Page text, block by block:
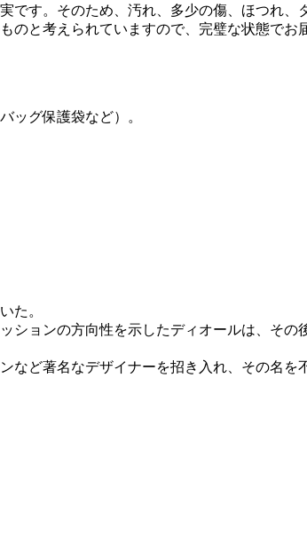
す。そのため、汚れ、多少の傷、ほつれ、
と考えられていますので、完璧な状態で
ッグ保護袋など）。
た。
ションの方向性を示したディオールは、その
ど著名なデザイナーを招き入れ、その名を